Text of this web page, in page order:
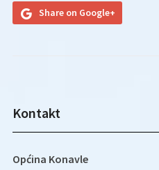
Share on Google+
Kontakt
Općina Konavle